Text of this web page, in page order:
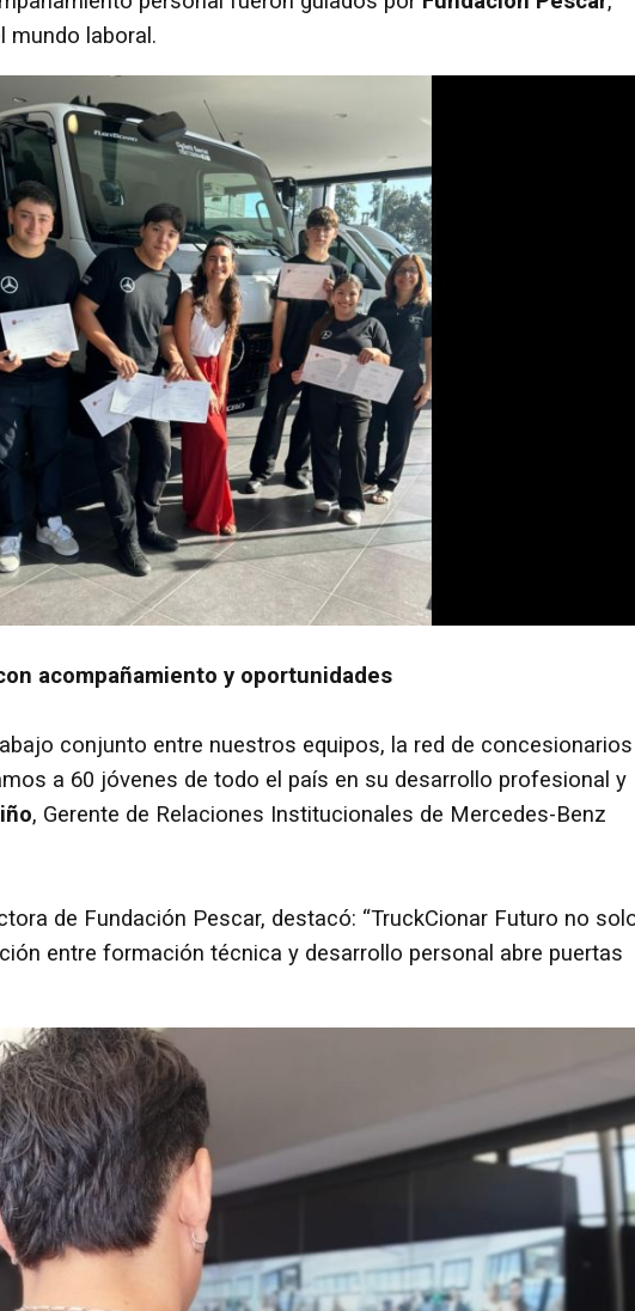
mundo laboral.
acompañamiento y oportunidades
conjunto entre nuestros equipos, la red de
a 60 jóvenes de todo el país en su desarrollo profesional y
, Gerente de Relaciones Institucionales de Mercedes-Benz
de Fundación Pescar, destacó: “TruckCionar Futuro no
entre formación técnica y desarrollo personal abre puertas